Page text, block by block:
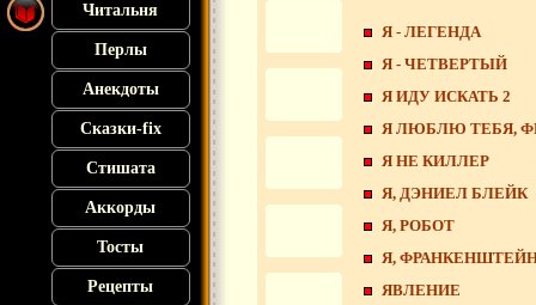
Читальня
Перлы
Анекдоты
Сказки-fix
Стишата
Аккорды
Тосты
Рецепты
Я - ЛЕГЕНДА
Я - ЧЕТВЕРТЫЙ
Я ИДУ ИСКАТЬ 2
Я ЛЮБЛЮ ТЕБЯ,
Я НЕ КИЛЛЕР
Я, ДЭНИЕЛ БЛЕЙК
Я, РОБОТ
Я,
ЯВЛЕНИЕ